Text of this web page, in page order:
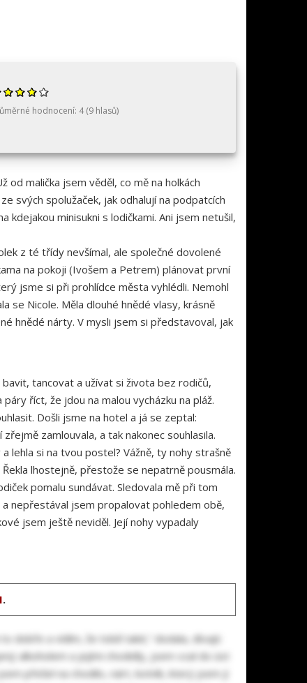
hodnocení: 4 (9 hlasů)
malička jsem věděl, co mě na holkách
svých spolužaček, jak odhalují na podpatcích
minisukni s lodičkami. Ani jsem netušil,
z té třídy nevšímal, ale společné dovolené
na pokoji (Ivošem a Petrem) plánovat první
jsme si při prohlídce města vyhlédli. Nemohl
se Nicole. Měla dlouhé hnědé vlasy, krásně
hnědé nárty. V mysli jsem si představoval, jak
tancovat a užívat si života bez rodičů,
říct, že jdou na malou vycházku na pláž.
Došli jsme na hotel a já se zeptal:
zamlouvala, a tak nakonec souhlasila.
lehla si na tvou postel? Vážně, ty nohy strašně
Řekla lhostejně, přestože se nepatrně pousmála.
pomalu sundávat. Sledovala mě při tom
a nepřestával jsem propalovat pohledem obě,
jsem ještě neviděl. Její nohy vypadaly
.
dobře a vídím, že tobě také,“ dodala, dívajíc
alkoholem a jejími chodidly, jsem vzal do úst
přešel na chodilo, nárt, kotník, který jsem jí